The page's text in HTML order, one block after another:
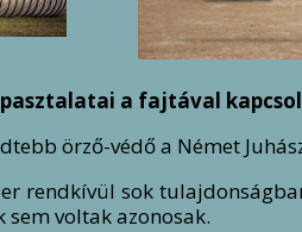
a fajtával
örző-védő a Német
rendkívül sok
sem voltak azonosak.